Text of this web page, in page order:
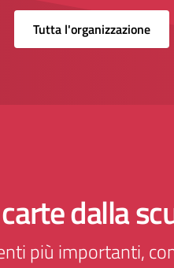
Tutta l'organizzazione
dalla
più importanti,